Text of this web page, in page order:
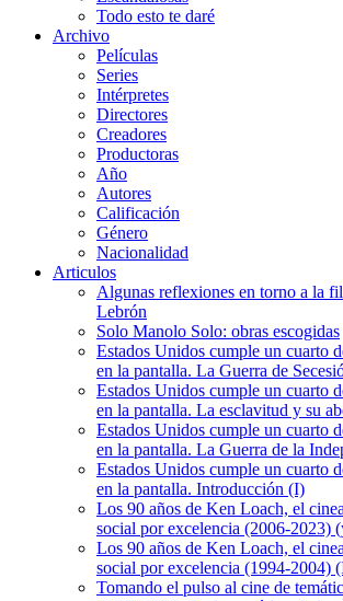
Todo esto te daré
Archivo
Películas
Series
Intérpretes
Directores
Creadores
Productoras
Año
Autores
Calificación
Género
Nacionalidad
Articulos
Algunas reflexiones en torno a la
Lebrón
Solo Manolo Solo: obras escogidas
Estados Unidos cumple un cuarto
en la pantalla. La Guerra de
Estados Unidos cumple un cuarto
en la pantalla. La esclavitud y su
Estados Unidos cumple un cuarto
en la pantalla. La Guerra de la
Estados Unidos cumple un cuarto
en la pantalla. Introducción (I)
Los 90 años de Ken Loach, el
social por excelencia (2006-2023)
Los 90 años de Ken Loach, el
social por excelencia (1994-2004)
Tomando el pulso al cine de